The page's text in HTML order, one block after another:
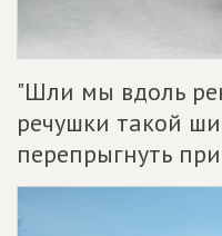
"Шли мы вдоль
речушки такой
перепрыгнуть